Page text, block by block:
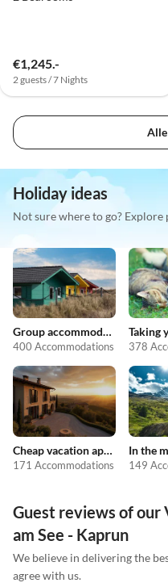
€1,245.-
2 guests / 7 Nights
Alle
Holiday ideas
Not sure where to go?
Group accommodation
400 Accommodations 378
Cheap vacation apartments
171 Accommodations
In the
149
Guest reviews of our
am See - Kaprun
We believe in delivering the
agree with us.